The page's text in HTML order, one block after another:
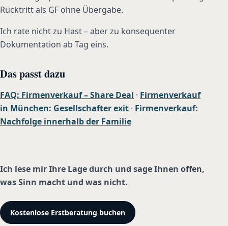
Rücktritt als GF ohne Übergabe.
Ich rate nicht zu Hast – aber zu konsequenter
Dokumentation ab Tag eins.
Das passt dazu
FAQ: Firmenverkauf – Share Deal · Firmenverkauf
in München: Gesellschafter exit · Firmenverkauf:
Nachfolge innerhalb der Familie
Ich lese mir Ihre Lage durch und sage Ihnen offen,
was Sinn macht und was nicht.
Kostenlose Erstberatung buchen